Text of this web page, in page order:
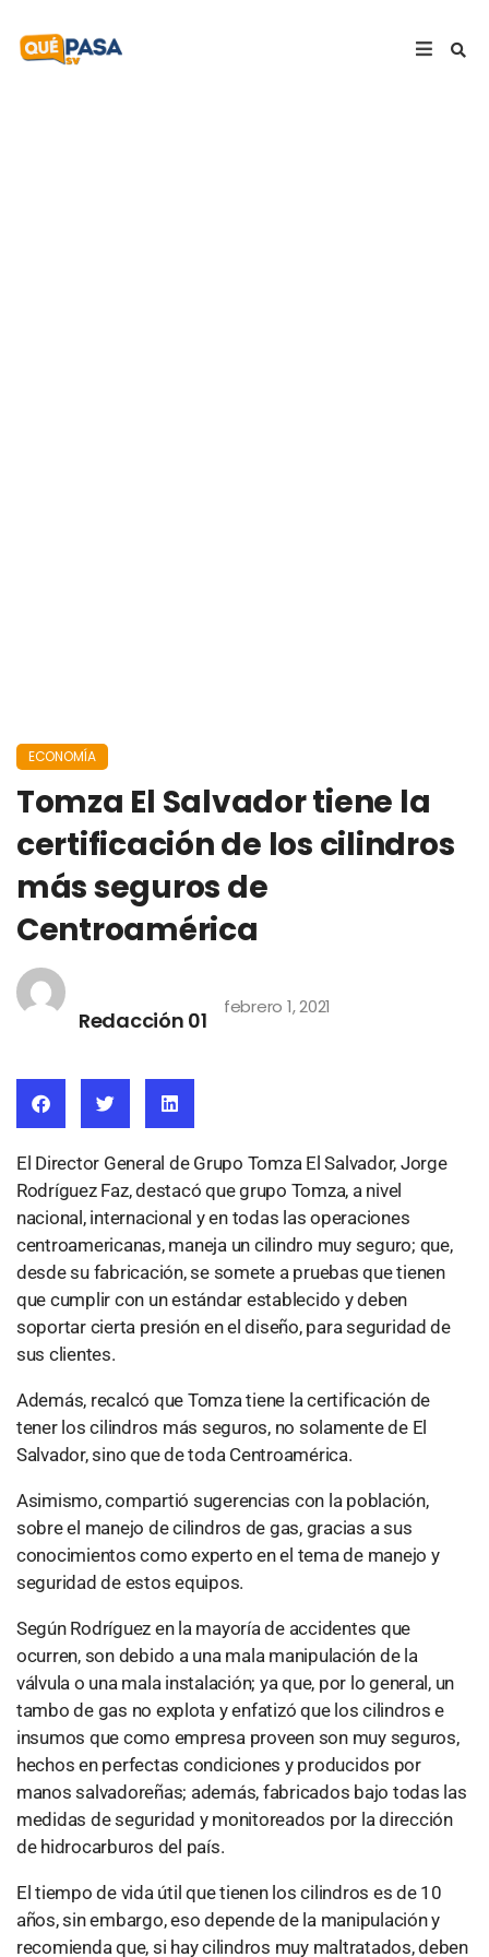
ECONOMÍA
Tomza El Salvador tiene la
certificación de los cilindros
más seguros de
Centroamérica
Redacción 01
febrero 1, 2021
El Director General de Grupo Tomza El Salvador, Jorge
Rodríguez Faz, destacó que grupo Tomza, a nivel
nacional, internacional y en todas las operaciones
centroamericanas, maneja un cilindro muy seguro; que,
desde su fabricación, se somete a pruebas que tienen
que cumplir con un estándar establecido y deben
soportar cierta presión en el diseño, para seguridad de
sus clientes.
Además, recalcó que Tomza tiene la certificación de
tener los cilindros más seguros, no solamente de El
Salvador, sino que de toda Centroamérica.
Asimismo, compartió sugerencias con la población,
sobre el manejo de cilindros de gas, gracias a sus
conocimientos como experto en el tema de manejo y
seguridad de estos equipos.
Según Rodríguez en la mayoría de accidentes que
ocurren, son debido a una mala manipulación de la
válvula o una mala instalación; ya que, por lo general, un
tambo de gas no explota y enfatizó que los cilindros e
insumos que como empresa proveen son muy seguros,
hechos en perfectas condiciones y producidos por
manos salvadoreñas; además, fabricados bajo todas las
medidas de seguridad y monitoreados por la dirección
de hidrocarburos del país.
El tiempo de vida útil que tienen los cilindros es de 10
años, sin embargo, eso depende de la manipulación y
recomienda que, si hay cilindros muy maltratados, deben